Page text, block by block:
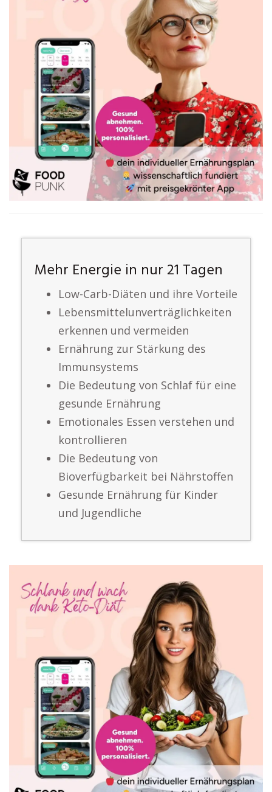
Mehr Energie in nur 21 Tagen
Low-Carb-Diäten und ihre Vorteile
Lebensmittelunverträglichkeiten
erkennen und vermeiden
Ernährung zur Stärkung des
Immunsystems
Die Bedeutung von Schlaf für eine
gesunde Ernährung
Emotionales Essen verstehen und
kontrollieren
Die Bedeutung von
Bioverfügbarkeit bei Nährstoffen
Gesunde Ernährung für Kinder
und Jugendliche